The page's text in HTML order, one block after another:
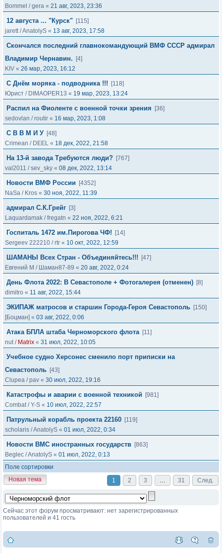
Bommel /gera « 21 авг, 2023, 23:36
12 августа ... "Курск" [115]
jarett/AnatolyS « 13 авг, 2023, 17:58
Скончался последний главнокомандующий ВМФ СССР адмирал
Владимир Чернавин.
[4]
KIV « 26 мар, 2023, 16:12
С Днём моряка - подводника !!!
[118]
Юрист / DIMAOPER13 « 19 мар, 2023, 13:24
Распил на Фиоленте с военной точки зрения
[36]
sedovlan /routir « 16 мар, 2023, 1:08
С В В М И У [48]
Crimean / DEEL « 18 дек, 2022, 21:58
На 13-й завода Требуются люди? [767]
val2011 /sev_sky « 08 дек, 2022, 13:14
Новости ВМФ России
[4352]
NaSa / Kros « 30 ноя, 2022, 11:39
адмирал С.К.Грейг [3]
Laquardamak /fregatn « 22 ноя, 2022, 6:21
Госпиталь 1472 им.Пирогова ЧФ!
[14]
Sergeev 222210 /rtr « 10 окт, 2022, 12:59
ШАМАНЫ Всех Стран - Объединяйтесь!!!
[47]
Евгений M / Шаман87-89 « 20 авг, 2022, 0:24
День Флота 2022: В Севастополе + Фотогалерея (отменен) [8]
dimitro « 11 авг, 2022, 15:44
ЭКИПАЖ матросов и старшин Города-Героя Севастополь [150]
[Боцман] « 03 авг, 2022, 0:06
Атака БПЛА штаба Черноморского флота [11]
nut/ Matrix « 31 июл, 2022, 10:05
Учебное судно Херсонес сменило порт приписки на
Севастополь [43]
Clupea /pav « 30 июл, 2022, 19:16
Катастрофы и аварии с военной техникой
[981]
Combat/Y-S « 10 июл, 2022, 22:57
Патрульный корабль проекта 22160 [119]
scholaris /AnatolyS « 01 июл, 2022, 0:34
Новости ВМС иностранных государств [863]
Beglec /AnatolyS « 01 июл, 2022, 0:13
Поле сортировки
1
2 3 … 31 След.
Новая тема
Сейчас этот форум просматривают: нет зарегистрированных
пользователей и 41 гость